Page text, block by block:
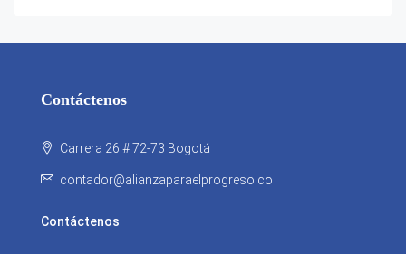
Contáctenos
Carrera 26 # 72-73 Bogotá
contador@alianzaparaelprogreso.co
Contáctenos